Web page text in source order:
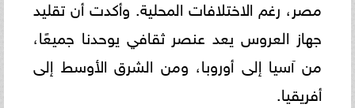
مصر، رغم الاختلافات المحلية. وأكدت أن تقليد
جهاز العروس يعد عنصر ثقافي يوحدنا جميعًا،
من آسيا إلى أوروبا، ومن الشرق الأوسط إلى
أفريقيا.